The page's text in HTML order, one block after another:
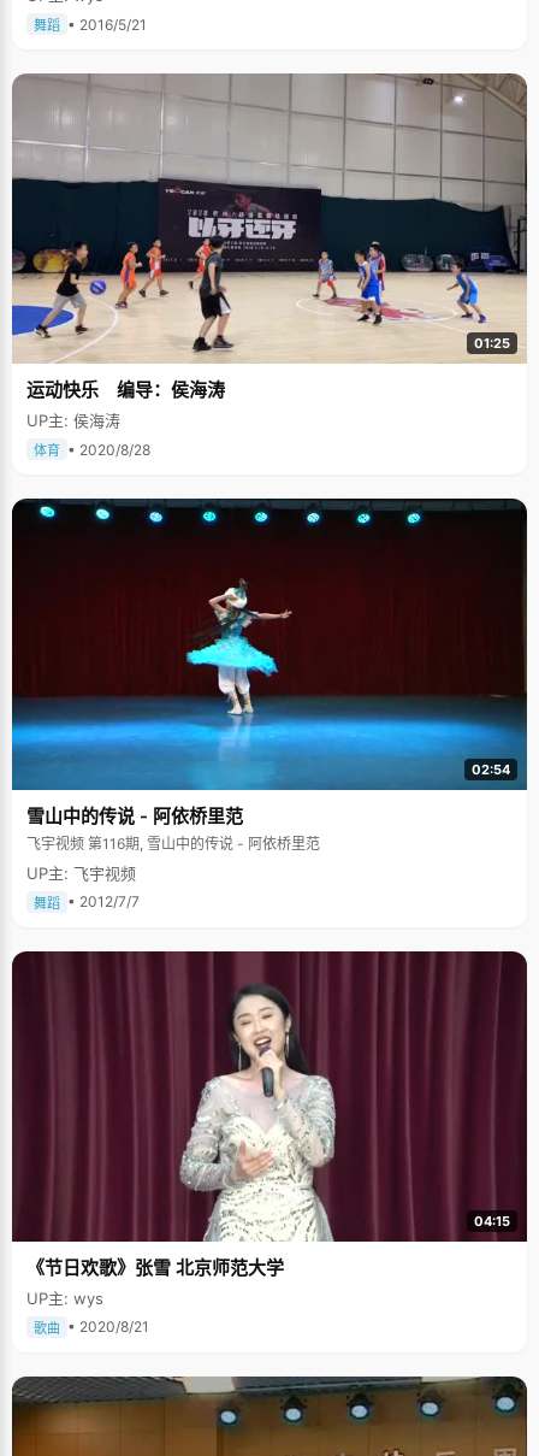
舞蹈 • 2016/5/21
01:25
运动快乐 编导：侯海涛
UP主: 侯海涛
体育 • 2020/8/28
02:54
雪山中的传说 - 阿依桥里范
飞宇视频 第116期, 雪山中的传说 - 阿依桥里范
UP主: 飞宇视频
舞蹈 • 2012/7/7
04:15
《节日欢歌》张雪 北京师范大学
UP主: wys
歌曲 • 2020/8/21